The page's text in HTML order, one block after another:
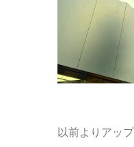
以前よりアッ